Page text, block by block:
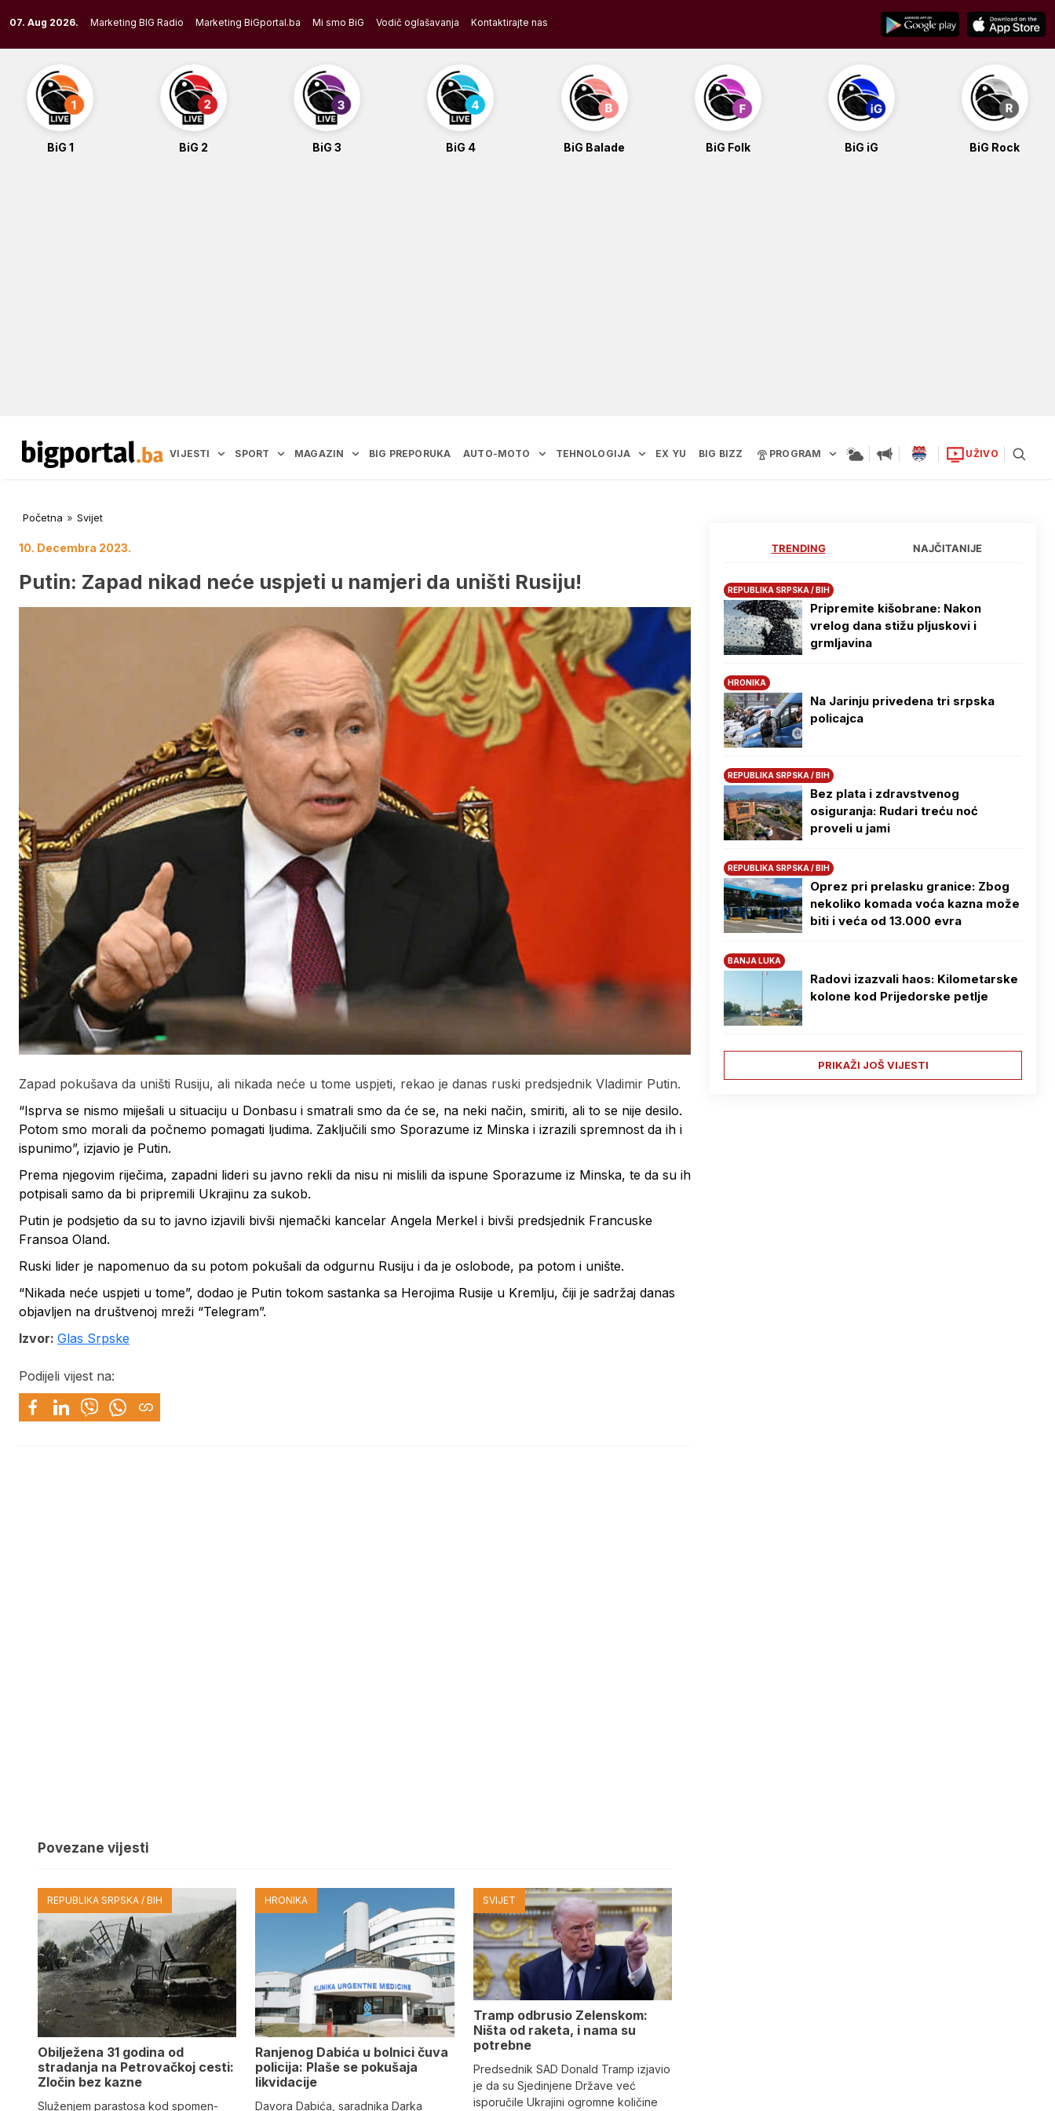
to
content
07. Aug 2026. Marketing BIG Radio Marketing BiGportal.ba Mi smo BiG Vodič oglašavanja Kontaktirajte nas
BiG 1 BiG 2 BiG 3 BiG 4 BiG Balade BiG Folk BiG iG BiG Rock
VIJESTI SPORT MAGAZIN BIG PREPORUKA AUTO-MOTO TEHNOLOGIJA EX YU BIG BIZZ PROGRAM UŽIVO
Početna » Svijet
10. Decembra 2023.
Putin: Zapad nikad neće uspjeti u namjeri da uništi Rusiju!
Zapad pokušava da uništi Rusiju, ali nikada neće u tome uspjeti, rekao je danas ruski predsjednik Vladimir Putin.
“Isprva se nismo miješali u situaciju u Donbasu i smatrali smo da će se, na neki način, smiriti, ali to se nije desilo.
Potom smo morali da počnemo pomagati ljudima. Zaključili smo Sporazume iz Minska i izrazili spremnost da ih i
ispunimo”, izjavio je Putin.
Prema njegovim riječima, zapadni lideri su javno rekli da nisu ni mislili da ispune Sporazume iz Minska, te da su ih
potpisali samo da bi pripremili Ukrajinu za sukob.
Putin je podsjetio da su to javno izjavili bivši njemački kancelar Angela Merkel i bivši predsjednik Francuske
Fransoa Oland.
Ruski lider je napomenuo da su potom pokušali da odgurnu Rusiju i da je oslobode, pa potom i unište.
“Nikada neće uspjeti u tome”, dodao je Putin tokom sastanka sa Herojima Rusije u Kremlju, čiji je sadržaj danas
objavljen na društvenoj mreži “Telegram”.
Izvor: Glas Srpske
Podijeli vijest na:
Povezane vijesti
REPUBLIKA SRPSKA / BIH
Obilježena 31 godina od
stradanja na Petrovačkoj cesti:
Zločin bez kazne
Služenjem parastosa kod spomen-
HRONIKA
Ranjenog Dabića u bolnici čuva
policija: Plaše se pokušaja
likvidacije
Davora Dabića, saradnika Darka
SVIJET
Tramp odbrusio Zelenskom:
Ništa od raketa, i nama su
potrebne
Predsednik SAD Donald Tramp izjavio
je da su Sjedinjene Države već
isporučile Ukrajini ogromne količine
TRENDING NAJČITANIJE
REPUBLIKA SRPSKA / BIH
Pripremite kišobrane: Nakon
vrelog dana stižu pljuskovi i
grmljavina
HRONIKA
Na Јarinju privedena tri srpska
policajca
REPUBLIKA SRPSKA / BIH
Bez plata i zdravstvenog
osiguranja: Rudari treću noć
proveli u jami
REPUBLIKA SRPSKA / BIH
Oprez pri prelasku granice: Zbog
nekoliko komada voća kazna može
biti i veća od 13.000 evra
BANJA LUKA
Radovi izazvali haos: Kilometarske
kolone kod Prijedorske petlje
PRIKAŽI JOŠ VIJESTI